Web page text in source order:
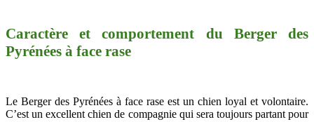
Caractère et comportement du Berger des
Pyrénées à face rase
Le Berger des Pyrénées à face rase est un chien loyal et volontaire.
C’est un excellent chien de compagnie qui sera toujours partant pour